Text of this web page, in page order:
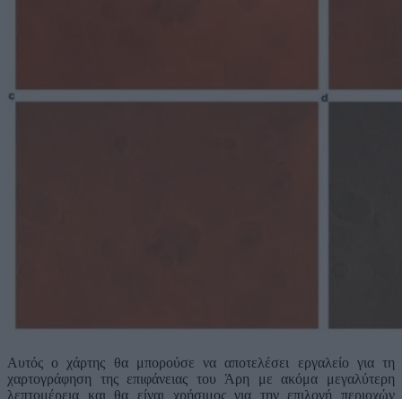
Αυτός ο χάρτης θα μπορούσε να αποτελέσει εργαλείο για τη
χαρτογράφηση της επιφάνειας του Άρη με ακόμα μεγαλύτερη
λεπτομέρεια και θα είναι χρήσιμος για την επιλογή περιοχών